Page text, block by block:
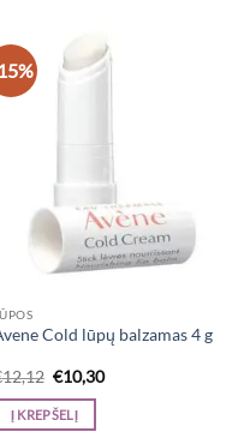
Cold lūpų balzamas 4 g
12,12 Original
price
was:
€12,12.
€10,30Current
Į KREPŠELĮ